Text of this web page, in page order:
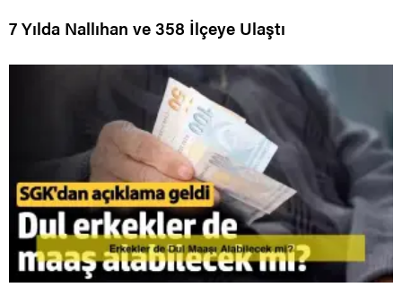
7 Yılda Nallıhan ve 358 İlçeye Ulaştı